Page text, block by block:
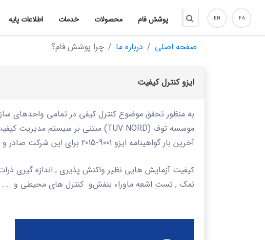
FA
EN پوشش فام محصولات خدمات اطلاعات پایه
صفحه اصلی درباره ما چرا پوشش فام؟
ایزو کنترل کیفیت
به منظور تحقق موضوع کنترل کیفی در تمامی واحدهای
موسسه توف (TUV NORD)
مبتنی بر سیستم مدیریت
آخرین بار گواهینامه ایزو 9001-2015 برای این شرکت صادر و بروزرسانی گردید.
کیفیت آزمایش هایی نظیر واکنش پذیری , اندازه
نمک , تست اشعه ماوراء بنفشو کنترل های محیطی و ....